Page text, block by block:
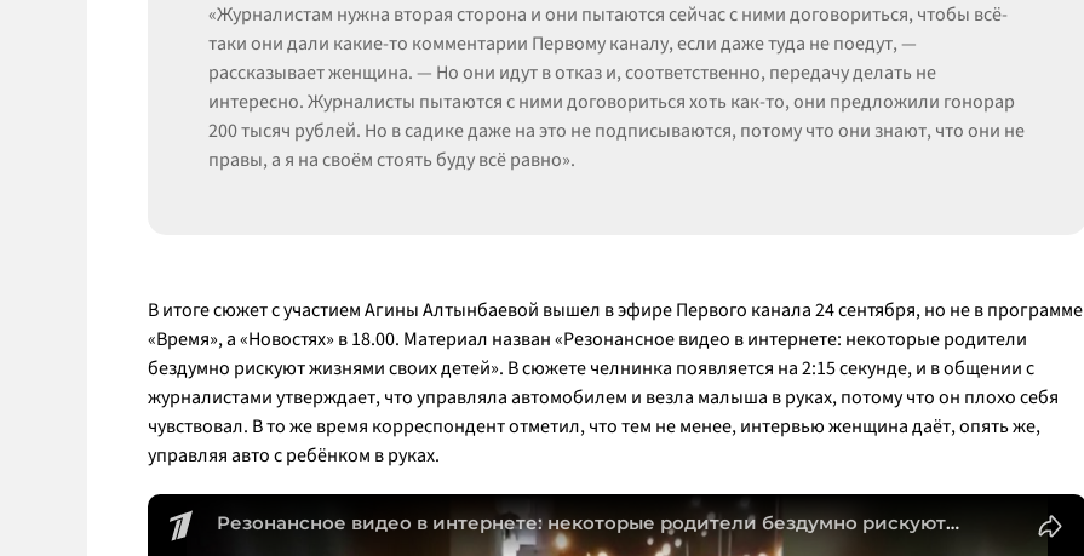
«Журналистам нужна вторая сторона и они пытаются сейчас с ними договориться, чтобы всё-
таки они дали какие-то комментарии Первому каналу, если даже туда не поедут, —
рассказывает женщина. — Но они идут в отказ и, соответственно, передачу делать не
интересно. Журналисты пытаются с ними договориться хоть как-то, они предложили гонорар
200 тысяч рублей. Но в садике даже на это не подписываются, потому что они знают, что они не
правы, а я на своём стоять буду всё равно».
В итоге сюжет с участием Агины Алтынбаевой вышел в эфире Первого канала 24 сентября, но не в программе
«Время», а «Новостях» в 18.00. Материал назван «Резонансное видео в интернете: некоторые родители
бездумно рискуют жизнями своих детей». В сюжете челнинка появляется на 2:15 секунде, и в общении с
журналистами утверждает, что управляла автомобилем и везла малыша в руках, потому что он плохо себя
чувствовал. В то же время корреспондент отметил, что тем не менее, интервью женщина даёт, опять же,
управляя авто с ребёнком в руках.